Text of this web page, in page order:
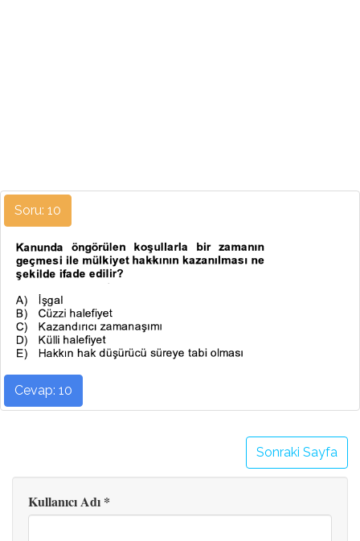
Soru: 10
Cevap: 10
Sonraki Sayfa
Kullanıcı Adı *